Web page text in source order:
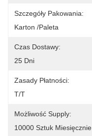
Szczegóły Pakowania:
Karton /paleta
Czas Dostawy:
25 Dni
Zasady Płatności:
T/T
Możliwość Supply:
10000 Sztuk Miesięcznie